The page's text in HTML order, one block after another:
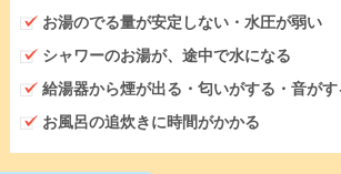
お湯のでる量が安定しない・水圧が弱い
シャワーのお湯が、途中で水になる
給湯器から煙が出る・匂いがする・音がす
お風呂の追炊きに時間がかかる